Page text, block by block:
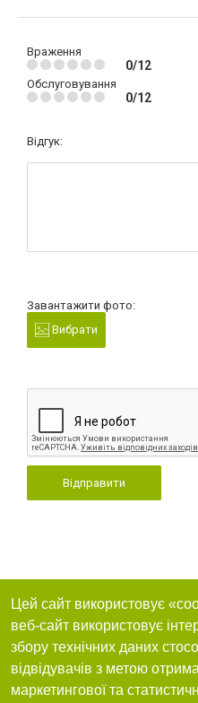
Враження
0/12
Обслуговування
0/12
Відгук:
Завантажити фото:
Вибрати
Відправити
Цей сайт використовує
веб-сайт використовує
збору технічних даних
відвідувачів з метою
маркетингової та